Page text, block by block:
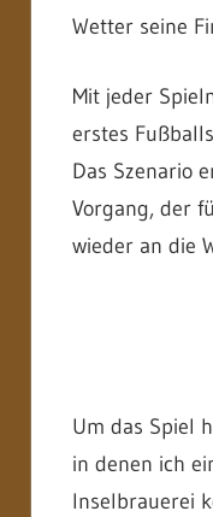
Wetter seine
Mit jeder
erstes
Das Szenario
Vorgang, der
wieder an die
Um das Spiel
in denen ich
Inselbrauerei